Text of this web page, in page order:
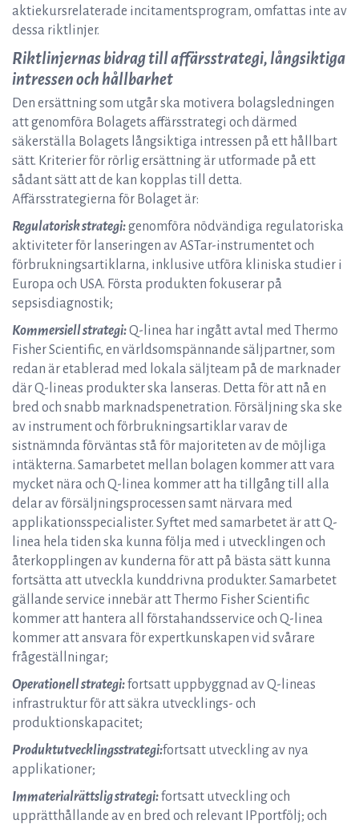
aktiekursrelaterade incitamentsprogram, omfattas inte av
dessa riktlinjer.
Riktlinjernas bidrag till affärsstrategi, långsiktiga
intressen och hållbarhet
Den ersättning som utgår ska motivera bolagsledningen
att genomföra Bolagets affärsstrategi och därmed
säkerställa Bolagets långsiktiga intressen på ett hållbart
sätt. Kriterier för rörlig ersättning är utformade på ett
sådant sätt att de kan kopplas till detta.
Affärsstrategierna för Bolaget är:
Regulatorisk strategi:genomföra nödvändiga regulatoriska
aktiviteter för lanseringen av ASTar-instrumentet och
förbrukningsartiklarna, inklusive utföra kliniska studier i
Europa och USA. Första produkten fokuserar på
sepsisdiagnostik;
Kommersiell strategi:Q-linea har ingått avtal med Thermo
Fisher Scientific, en världsomspännande säljpartner, som
redan är etablerad med lokala säljteam på de marknader
där Q-lineas produkter ska lanseras. Detta för att nå en
bred och snabb marknadspenetration. Försäljning ska ske
av instrument och förbrukningsartiklar varav de
sistnämnda förväntas stå för majoriteten av de möjliga
intäkterna. Samarbetet mellan bolagen kommer att vara
mycket nära och Q-linea kommer att ha tillgång till alla
delar av försäljningsprocessen samt närvara med
applikationsspecialister. Syftet med samarbetet är att Q-
linea hela tiden ska kunna följa med i utvecklingen och
återkopplingen av kunderna för att på bästa sätt kunna
fortsätta att utveckla kunddrivna produkter. Samarbetet
gällande service innebär att Thermo Fisher Scientific
kommer att hantera all förstahandsservice och Q-linea
kommer att ansvara för expertkunskapen vid svårare
frågeställningar;
Operationell strategi:fortsatt uppbyggnad av Q-lineas
infrastruktur för att säkra utvecklings- och
produktionskapacitet;
Produktutvecklingsstrategi:fortsatt utveckling av nya
applikationer;
Immaterialrättslig strategi:fortsatt utveckling och
upprätthållande av en bred och relevant IPportfölj; och